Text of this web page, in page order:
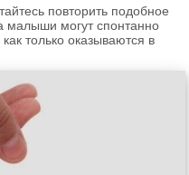
повторить подобное
малыши могут спонтанно
только оказываются в